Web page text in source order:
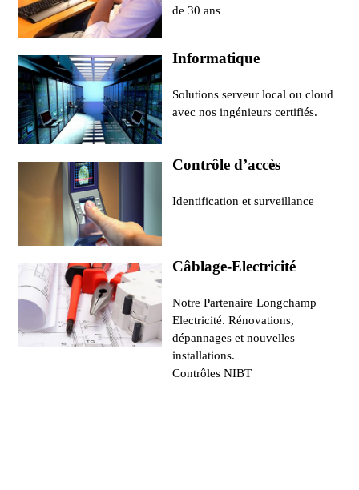
de 30 ans
Informatique
Solutions serveur local ou cloud
avec nos ingénieurs certifiés.
Contrôle d’accès
Identification et surveillance
Câblage-Electricité
Notre Partenaire Longchamp
Electricité. Rénovations,
dépannages et nouvelles
installations.
Contrôles NIBT